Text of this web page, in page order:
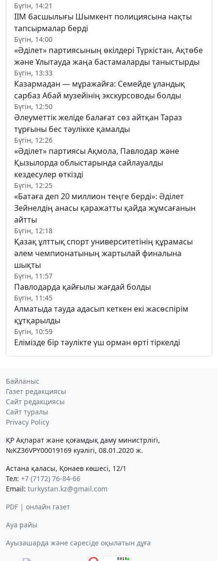
Бүгін, 14:21
ІІМ басшылығы Шымкент полициясына нақты
тапсырмалар берді
Бүгін, 14:00
«Әділет» партиясының өкілдері Түркістан, Ақтөбе
және Ұлытауда жаңа бастамаларды таныстырды
Бүгін, 13:33
Казармадан — мұражайға: Семейде ұландық
сарбаз Абай музейінің экскурсоводы болды
Бүгін, 12:50
Әлеуметтік желіде балағат сөз айтқан Тараз
тұрғыны бес тәулікке қамалды
Бүгін, 12:26
«Әділет» партиясы Ақмола, Павлодар және
Қызылорда облыстарында сайлауалды
кездесулер өткізді
Бүгін, 12:25
«Батаға деп 20 миллион теңге берді»: Әділет
Зейнелдің анасы қаражатты қайда жұмсағанын
айтты
Бүгін, 12:18
Қазақ ұлттық спорт университетінің құрамасы
әлем чемпионатының жартылай финалына
шықты
Бүгін, 11:57
Павлодарда қайғылы жағдай болды
Бүгін, 11:45
Алматыда тауда адасып кеткен екі жасөспірім
құтқарылды
Бүгін, 10:59
Елімізде бір тәулікте үш орман өрті тіркелді
Байланыс
Газет редакциясы
Сайт редакциясы
Сайт туралы
Privacy Policy
ҚР Ақпарат және қоғамдық даму министрлігі,
№KZ36VPY00019169 куәлігі, 08.01.2020 ж.
Астана қаласы, Қонаев көшесі, 12/1
Тел: +7 (7172) 76-84-66
Email: turkystan.kz@gmail.com
PDF | онлайн газет
Ауа райы
Ауызашарда және сәресіде оқылатын дұға